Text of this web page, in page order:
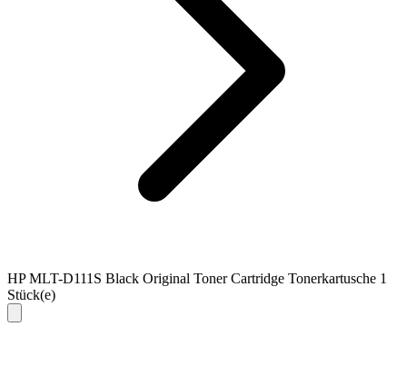
HP MLT-D111S Black Original Toner Cartridge Tonerkartusche 1
Stück(e)